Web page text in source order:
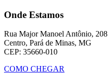
Onde Estamos
Rua Major Manoel Antônio, 208
Centro, Pará de Minas, MG
CEP: 35660-010
COMO CHEGAR